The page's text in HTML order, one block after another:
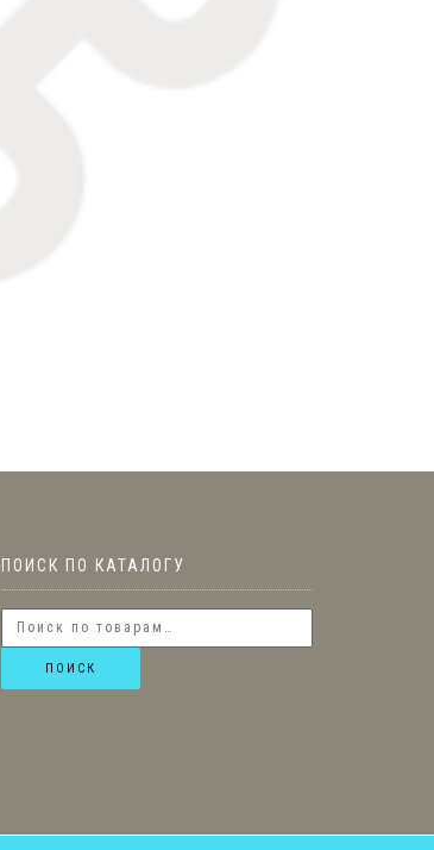
ПОИСК ПО КАТАЛОГУ
ПОИСК